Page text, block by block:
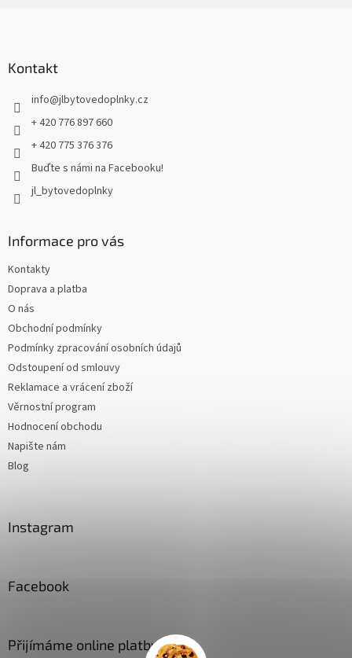
Kontakt
info@jlbytovedoplnky.cz
+ 420 776 897 660
+ 420 775 376 376
Buďte s námi na Facebooku!
jl_bytovedoplnky
Informace pro vás
Kontakty
Doprava a platba
O nás
Obchodní podmínky
Podmínky zpracování osobních údajů
Odstoupení od smlouvy
Reklamace a vrácení zboží
Věrnostní program
Hodnocení obchodu
Napište nám
Blog
Instagram
Facebook
Přijímáme online platby